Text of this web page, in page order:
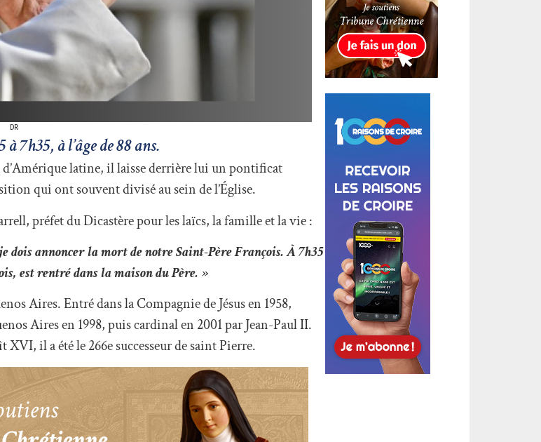
DR
7h35, à l’âge de 88 ans.
latine, il laisse derrière lui un pontificat
qui ont souvent divisé au sein de l’Église.
préfet du Dicastère pour les laïcs, la famille et la vie :
annoncer la mort de notre Saint-Père François. À 7h35
est rentré dans la maison du Père. »
Aires. Entré dans la Compagnie de Jésus en 1958,
Aires en 1998, puis cardinal en 2001 par Jean-Paul II.
il a été le 266e successeur de saint Pierre.